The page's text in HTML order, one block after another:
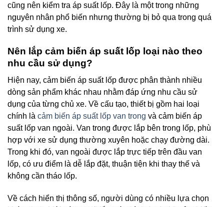
cũng nên kiểm tra áp suất lốp. Đây là một trong những
nguyên nhân phổ biến nhưng thường bị bỏ qua trong quá
trình sử dụng xe.
Nên lắp cảm biến áp suất lốp loại nào theo
nhu cầu sử dụng?
Hiện nay, cảm biến áp suất lốp được phân thành nhiều
dòng sản phẩm khác nhau nhằm đáp ứng nhu cầu sử
dụng của từng chủ xe. Về cấu tạo, thiết bị gồm hai loại
chính là cảm biến áp suất lốp van trong và cảm biến áp
suất lốp van ngoài. Van trong được lắp bên trong lốp, phù
hợp với xe sử dụng thường xuyên hoặc chạy đường dài.
Trong khi đó, van ngoài được lắp trực tiếp trên đầu van
lốp, có ưu điểm là dễ lắp đặt, thuận tiện khi thay thế và
không cần tháo lốp.
Về cách hiển thị thông số, người dùng có nhiều lựa chọn